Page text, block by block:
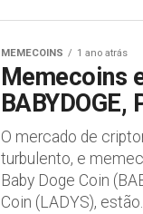
MEMECOINS 1 ano atrás
Memecoins
BABYDOGE,
O mercado de
turbulento, e
Baby Doge Coin
Coin (LADYS),